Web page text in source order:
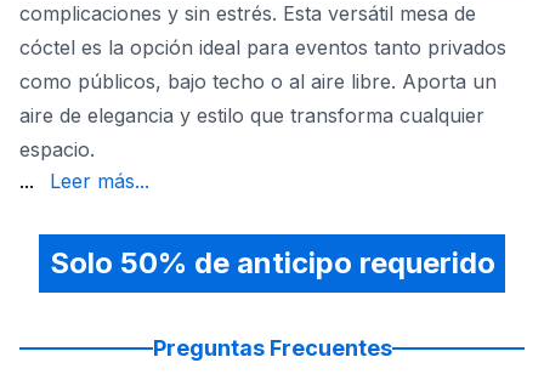
complicaciones y sin estrés. Esta versátil mesa de
cóctel es la opción ideal para eventos tanto privados
como públicos, bajo techo o al aire libre. Aporta un
aire de elegancia y estilo que transforma cualquier
espacio.
en la opción preferida para bodas privadas,
... Leer más...
Solo 50% de anticipo requerido
Preguntas Frecuentes